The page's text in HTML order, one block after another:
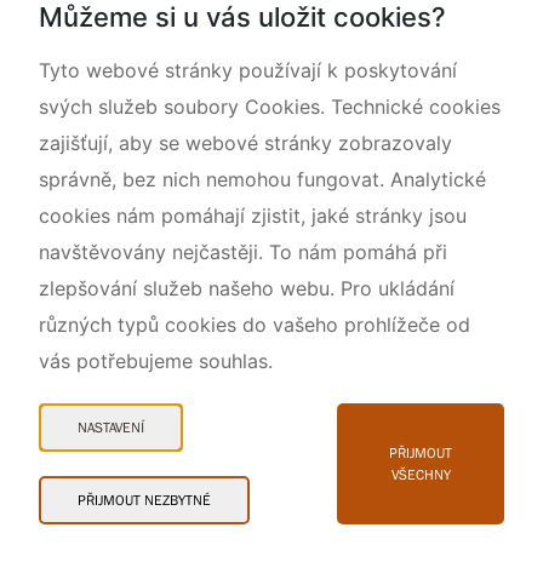
O nás
Snadné čtení
© 2026 AOPK ČR
Můžeme si u vás uložit cookies?
Tyto webové stránky používají k poskytování
svých služeb soubory Cookies. Technické cookies
zajišťují, aby se webové stránky zobrazovaly
správně, bez nich nemohou fungovat. Analytické
cookies nám pomáhají zjistit, jaké stránky jsou
navštěvovány nejčastěji. To nám pomáhá při
zlepšování služeb našeho webu. Pro ukládání
různých typů cookies do vašeho prohlížeče od
vás potřebujeme souhlas.
NASTAVENÍ
PŘIJMOUT NEZBYTNÉ
PŘIJMOUT
VŠECHNY